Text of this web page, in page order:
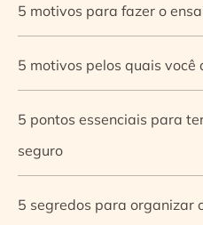
5 motivos para fazer o
5 motivos pelos quais
5 pontos essenciais para
seguro
5 segredos para organizar